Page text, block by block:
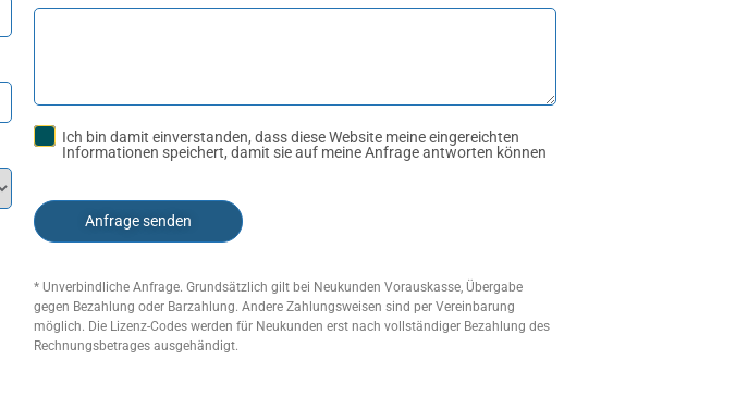
Ich bin damit einverstanden, dass diese Website meine eingereichten
Informationen speichert, damit sie auf meine Anfrage antworten können
Anfrage senden
* Unverbindliche Anfrage. Grundsätzlich gilt bei Neukunden Vorauskasse, Übergabe
gegen Bezahlung oder Barzahlung. Andere Zahlungsweisen sind per Vereinbarung
möglich. Die Lizenz-Codes werden für Neukunden erst nach vollständiger Bezahlung des
Rechnungsbetrages ausgehändigt.